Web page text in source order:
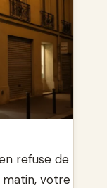
refuse de
votre